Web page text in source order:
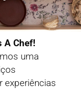
A Chef!
uma
experiências